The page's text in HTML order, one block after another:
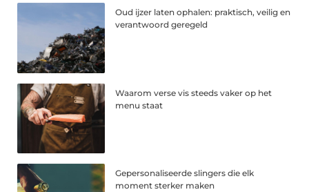
Oud ijzer laten ophalen: praktisch, veilig en
verantwoord geregeld
Waarom verse vis steeds vaker op het
menu staat
Gepersonaliseerde slingers die elk
moment sterker maken